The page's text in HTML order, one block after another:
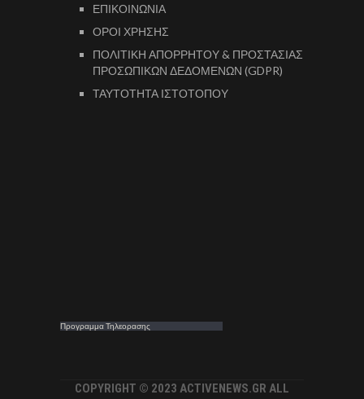
ΕΠΙΚΟΙΝΩΝΙΑ
ΟΡΟΙ ΧΡΗΣΗΣ
ΠΟΛΙΤΙΚΗ ΑΠΟΡΡΗΤΟΥ & ΠΡΟΣΤΑΣΙΑΣ
ΠΡΟΣΩΠΙΚΩΝ ΔΕΔΟΜΕΝΩΝ (GDPR)
ΤΑΥΤΟΤΗΤΑ ΙΣΤΟΤΟΠΟΥ
Προγραμμα Τηλεορασης
COPYRIGHT © 2023 ACTIVENEWS.GR ALL